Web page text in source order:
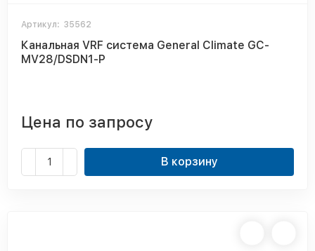
Артикул: 35562
Канальная VRF система General Climate GC-
MV28/DSDN1-P
Цена по запросу
В корзину